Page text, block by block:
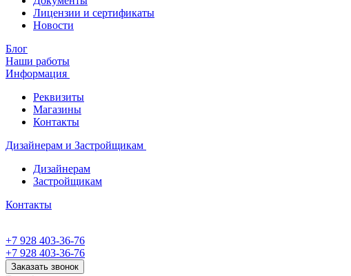
Лицензии и сертификаты
Новости
Блог
Наши работы
Информация
Реквизиты
Магазины
Контакты
Дизайнерам и Застройщикам
Дизайнерам
Застройщикам
Контакты
+7 928 403-36-76
+7 928 403-36-76
Заказать звонок